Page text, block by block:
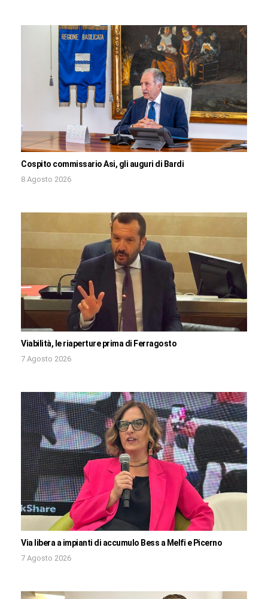
Cospito commissario Asi, gli auguri di Bardi
8 Agosto 2026
Viabilità, le riaperture prima di Ferragosto
7 Agosto 2026
Via libera a impianti di accumulo Bess a Melfi e Picerno
7 Agosto 2026